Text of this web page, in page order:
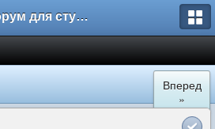
Форум для студента СГА
Вперед
»